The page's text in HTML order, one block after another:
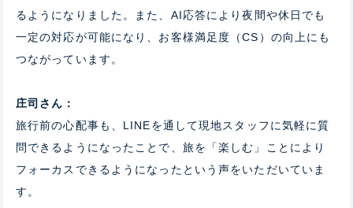
るようになりました。また、AI応答により夜間や休日でも
一定の対応が可能になり、お客様満足度（CS）の向上にも
つながっています。
庄司さん：
旅行前の心配事も、LINEを通して現地スタッフに気軽に質
問できるようになったことで、旅を「楽しむ」ことにより
フォーカスできるようになったという声をいただいていま
す。